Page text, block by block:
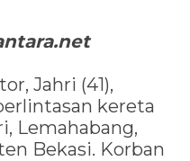
Jahri (41),
kereta
Lemahabang,
Bekasi. Korban